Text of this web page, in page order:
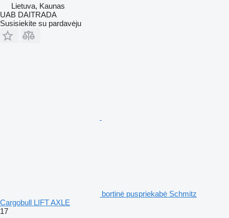
Lietuva, Kaunas
UAB DAITRADA
Susisiekite su pardavėju
bortinė puspriekabė Schmitz
Cargobull LIFT AXLE
17